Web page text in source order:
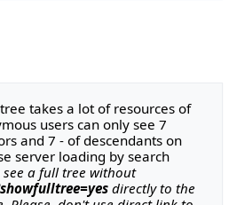
takes a lot of resources of
users can only see 7
and 7 - of descendants on
server loading by search
a full tree without
directly to the